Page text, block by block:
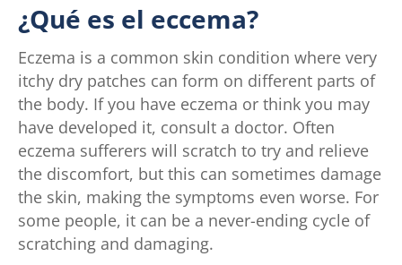
¿Qué es el eccema?
Eczema is a common skin condition where very
itchy dry patches can form on different parts of
the body. If you have eczema or think you may
have developed it, consult a doctor. Often
eczema sufferers will scratch to try and relieve
the discomfort, but this can sometimes damage
the skin, making the symptoms even worse. For
some people, it can be a never-ending cycle of
scratching and damaging.